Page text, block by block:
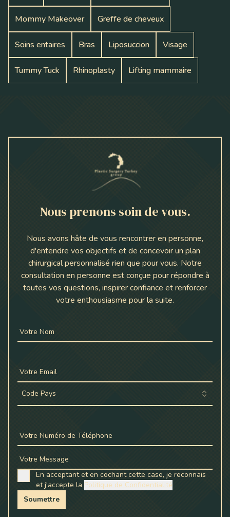
Mommy Makeover Greffe de cheveux
Soins entaires Bras Liposuccion Visage
Tummy Tuck Rhinoplasty Lifting mammaire
Nous prenons soin de vous.
Nous avons hâte de vous rencontrer en personne,
d'entendre vos objectifs et de concevoir un plan
chirurgical personnalisé rien que pour vous. Notre
consultation en personne est conçue pour répondre à
toutes vos questions, inspirer confiance et renforcer
votre enthousiasme pour la suite.
Votre Nom
Votre Email
Code Pays
Votre Numéro de Téléphone
Votre Message
En acceptant et en cochant cette case, je reconnais
et j'accepte la Politique de Confidentialité
Soumettre